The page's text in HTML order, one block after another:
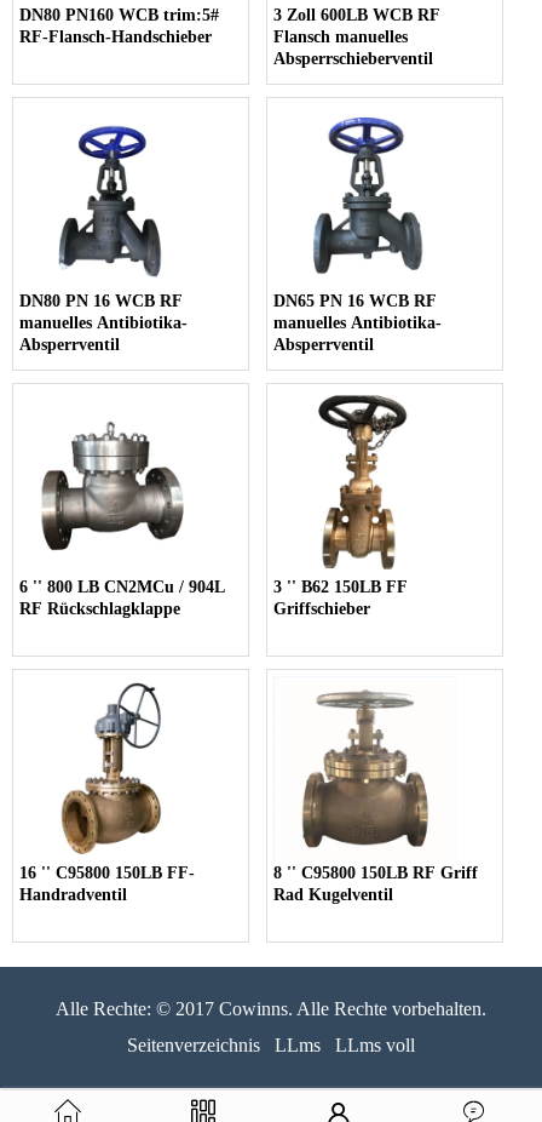
DN80 PN160 WCB trim:5#
RF-Flansch-Handschieber
3 Zoll 600LB WCB RF
Flansch manuelles
Absperrschieberventil
DN80 PN 16 WCB RF
manuelles Antibiotika-
Absperrventil
DN65 PN 16 WCB RF
manuelles Antibiotika-
Absperrventil
6 '' 800 LB CN2MCu / 904L
RF Rückschlagklappe
3 '' B62 150LB FF
Griffschieber
16 '' C95800 150LB FF-
Handradventil
8 '' C95800 150LB RF Griff
Rad Kugelventil
Alle Rechte: © 2017 Cowinns. Alle Rechte vorbehalten.
Seitenverzeichnis
LLms LLms voll